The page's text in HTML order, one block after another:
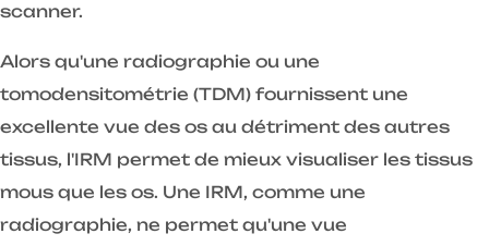
scanner.
Alors qu'une radiographie ou une
tomodensitométrie (TDM) fournissent une
excellente vue des os au détriment des autres
tissus, l'IRM permet de mieux visualiser les tissus
mous que les os. Une IRM, comme une
radiographie, ne permet qu'une vue